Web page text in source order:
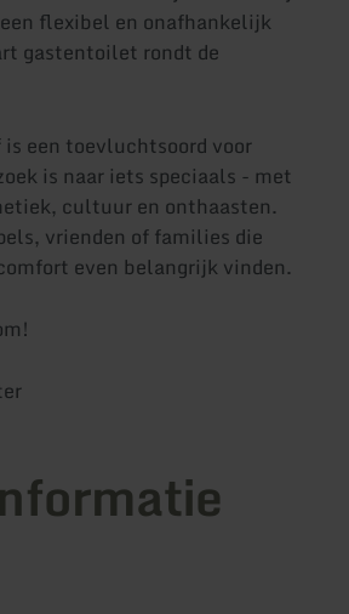
flexibel en onafhankelijk
gastentoilet rondt de
een toevluchtsoord voor
is naar iets speciaals - met
cultuur en onthaasten.
vrienden of families die
even belangrijk vinden.